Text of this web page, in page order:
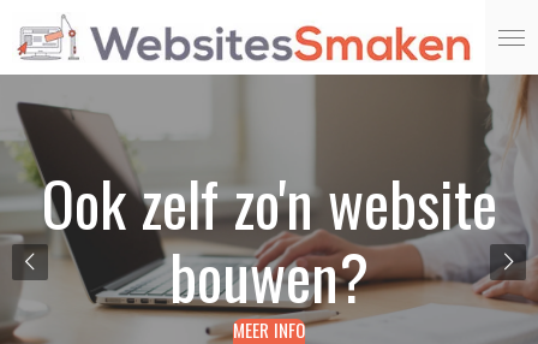
Ga
direct
naar
de
hoofdinhoud
Ook zelf zo'n website
bouwen?
MEER INFO